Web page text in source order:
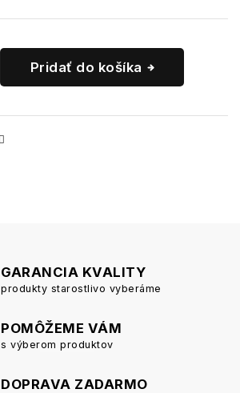
Pridať do košíka
GARANCIA KVALITY
produkty starostlivo vyberáme
POMÔŽEME VÁM
s výberom produktov
DOPRAVA ZADARMO